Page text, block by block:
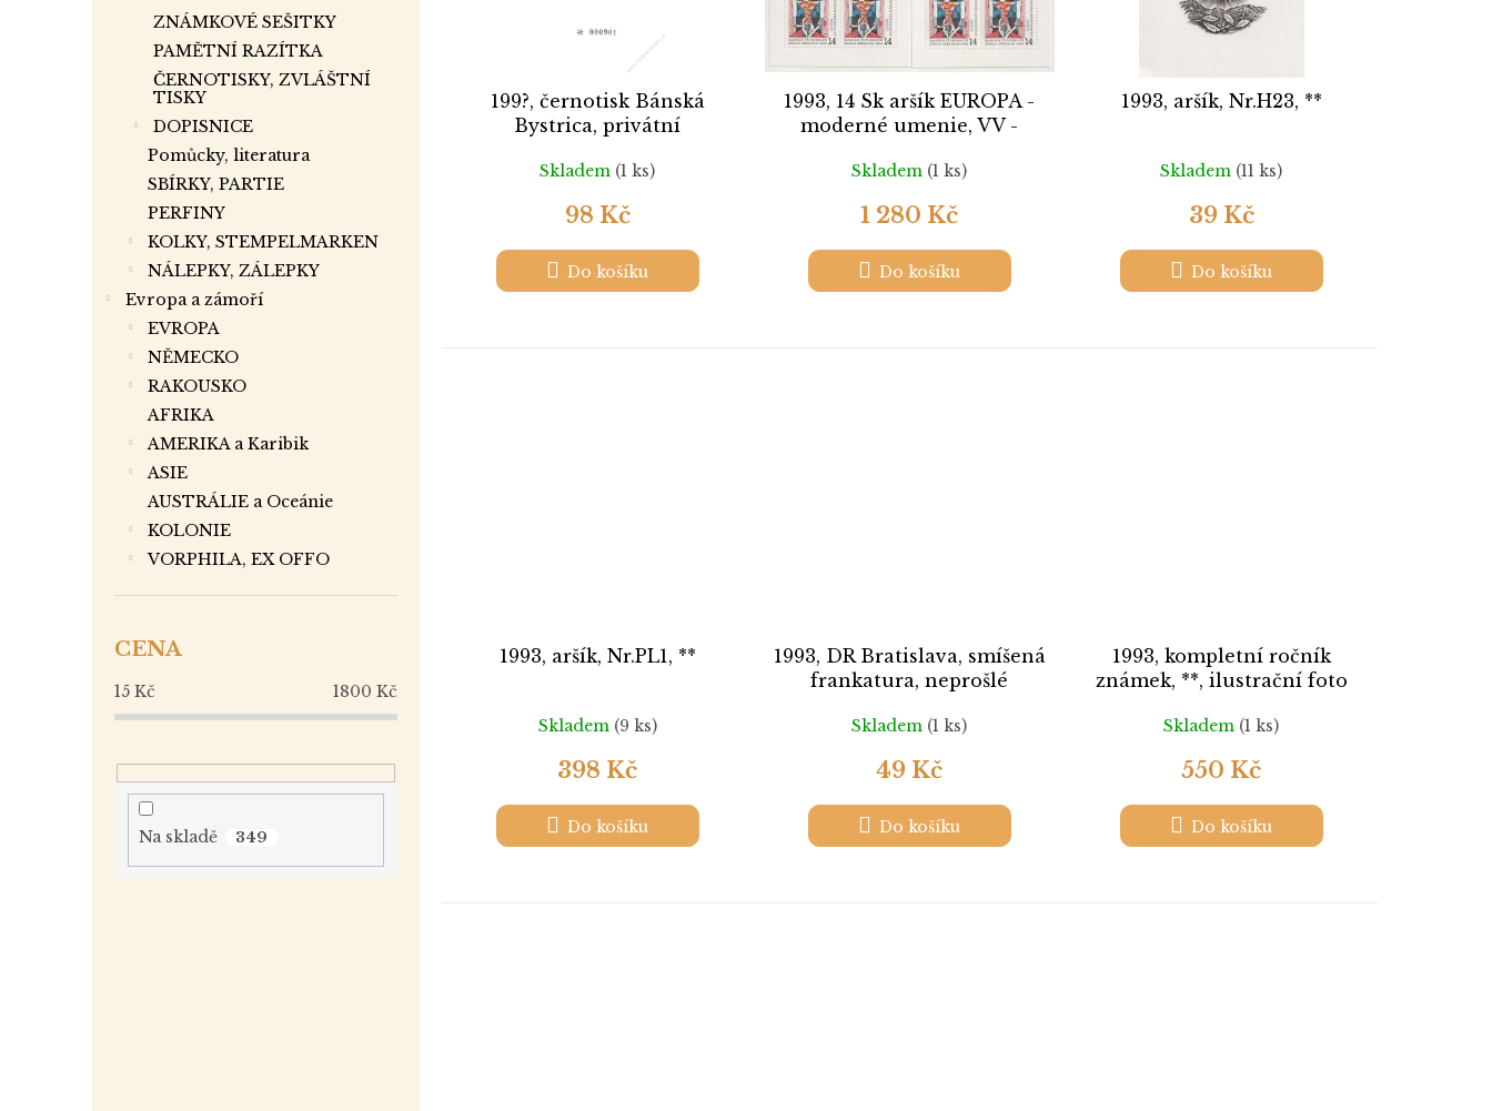
ZNÁMKOVÉ SEŠITKY
PAMĚTNÍ RAZÍTKA
ČERNOTISKY, ZVLÁŠTNÍ
TISKY
DOPISNICE
Pomůcky, literatura
SBÍRKY, PARTIE
PERFINY
KOLKY, STEMPELMARKEN
NÁLEPKY, ZÁLEPKY
Evropa a zámoří
EVROPA
NĚMECKO
RAKOUSKO
AFRIKA
AMERIKA a Karibik
ASIE
AUSTRÁLIE a Oceánie
KOLONIE
VORPHILA, EX OFFO
CENA
15 Kč 1800 Kč
Na skladě 349
199?, černotisk Bánská
Bystrica, privátní
Skladem (1 ks)
98 Kč
Do košíku
1993, 14 Sk aršík EUROPA -
moderné umenie, VV -
Skladem (1 ks)
1 280 Kč
Do košíku
1993, aršík, Nr.H23, **
Skladem (11 ks)
39 Kč
Do košíku
1993, aršík, Nr.PL1, **
Skladem (9 ks)
398 Kč
Do košíku
1993, DR Bratislava, smíšená
frankatura, neprošlé
Skladem (1 ks)
49 Kč
Do košíku
1993, kompletní ročník
známek, **, ilustrační foto
Skladem (1 ks)
550 Kč
Do košíku